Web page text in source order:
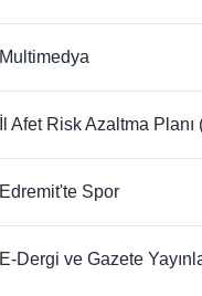
Multimedya
İl Afet Risk Azaltma Planı
Edremit'te Spor
E-Dergi ve Gazete